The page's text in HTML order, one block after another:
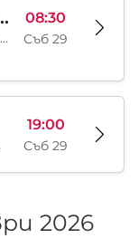
2026
Inter Ekspo Tsentar, София, BG
08:30
Съб 29
19:00
Съб 29
2026